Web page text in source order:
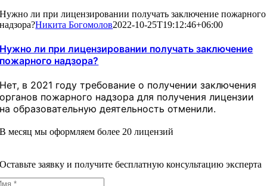
Нужно ли при лицензировании получать заключение пожарного
надзора?Никита Богомолов2022-10-25T19:12:46+06:00
Нужно ли при лицензировании получать заключение
пожарного надзора?
Нет, в 2021 году требование о получении заключения
органов пожарного надзора для получения лицензии
на образовательную деятельность отменили.
В месяц мы оформляем более 20 лицензий
Оставьте заявку и получите бесплатную консультацию эксперта